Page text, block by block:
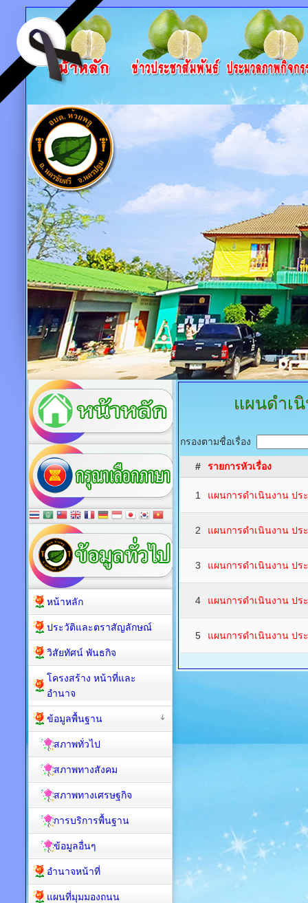
แผนดำเ
กรองตามชื่อเรื่อง
# รายการหัวเรื่อง
1 แผนการดำเนินงาน ปร
2 แผนการดำเนินงาน ปร
3 แผนการดำเนินงาน ปร
4 แผนการดำเนินงาน ปร
5 แผนการดำเนินงาน ปร
หน้าหลัก
ประวัติและตราสัญลักษณ์
วิสัยทัศน์ พันธกิจ
โครงสร้าง หน้าที่และ
อำนาจ
ข้อมูลพื้นฐาน
สภาพทั่วไป
สภาพทางสังคม
สภาพทางเศรษฐกิจ
การบริการพื้นฐาน
ข้อมูลอื่นๆ
อำนาจหน้าที่
แผนที่มุมมองถนน